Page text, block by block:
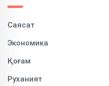
Саясат
Экономика
Қоғам
Руханият